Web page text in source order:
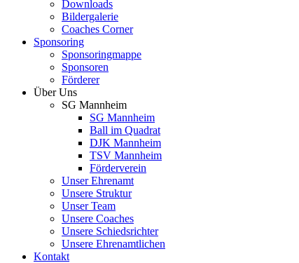
Downloads
Bildergalerie
Coaches Corner
Sponsoring
Sponsoringmappe
Sponsoren
Förderer
Über Uns
SG Mannheim
SG Mannheim
Ball im Quadrat
DJK Mannheim
TSV Mannheim
Förderverein
Unser Ehrenamt
Unsere Struktur
Unser Team
Unsere Coaches
Unsere Schiedsrichter
Unsere Ehrenamtlichen
Kontakt